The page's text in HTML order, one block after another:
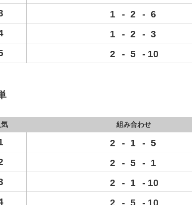
1 - 2 - 6
1 - 2 - 3
2 - 5 - 10
気 組み合わせ
2 - 1 - 5
2 - 5 - 1
2 - 1 - 10
2 - 5 - 10